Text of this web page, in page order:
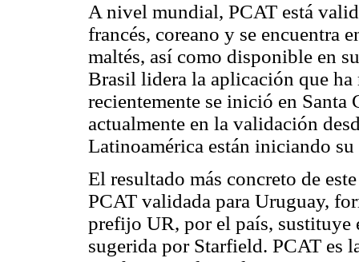
A nivel mundial, PCAT está
francés, coreano y se encuentra
maltés, así como disponible en
Brasil lidera la aplicación que
recientemente se inició en Santa
actualmente en la validación
Latinoamérica están iniciando
El resultado más concreto de
PCAT validada para Uruguay,
prefijo UR, por el país,
sugerida por Starfield. PCAT es